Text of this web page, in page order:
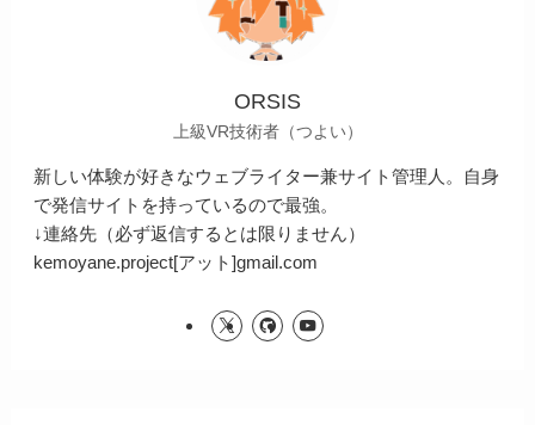
ORSIS
上級VR技術者（つよい）
新しい体験が好きなウェブライター兼サイト管理人。自身
で発信サイトを持っているので最強。
↓連絡先（必ず返信するとは限りません）
kemoyane.project[アット]gmail.com